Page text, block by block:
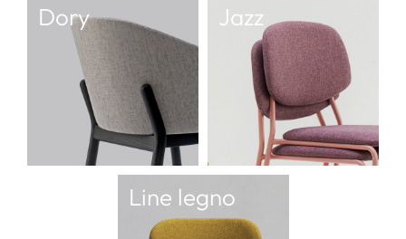
Dory Jazz
Line legno